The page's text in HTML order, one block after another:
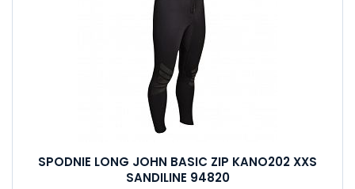
SPODNIE LONG JOHN BASIC ZIP KANO202 XXS
SANDILINE 94820